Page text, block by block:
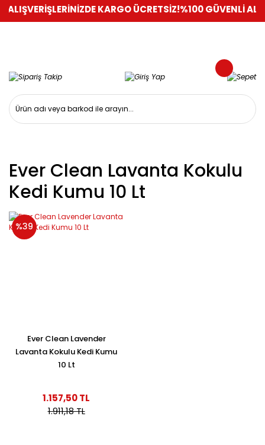
KARGO ÜCRETSİZ!%100 GÜVENLİ
Ever Clean Lavanta Kokulu
Kedi Kumu 10 Lt
%39
Ever Clean Lavender
Lavanta Kokulu Kedi Kumu
10 Lt
1.157,50 TL
1.911,18 TL